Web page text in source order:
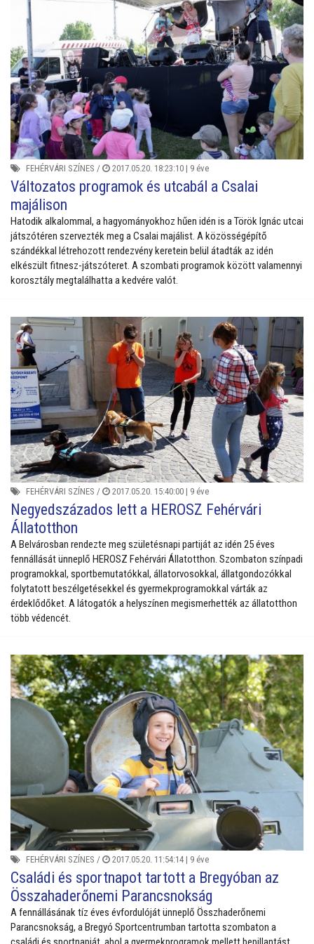
FEHÉRVÁRI SZÍNES / 2017.05.20. 18:23:10 | 9 éve
Változatos programok és utcabál a Csalai
majálison
Hatodik alkalommal, a hagyományokhoz hűen idén is a Török Ignác utcai
játszótéren szervezték meg a Csalai majálist. A közösségépítő
szándékkal létrehozott rendezvény keretein belül átadták az idén
elkészült fitnesz-játszóteret. A szombati programok között valamennyi
korosztály megtalálhatta a kedvére valót.
FEHÉRVÁRI SZÍNES / 2017.05.20. 15:40:00 | 9 éve
Negyedszázados lett a HEROSZ Fehérvári
Állatotthon
A Belvárosban rendezte meg születésnapi partiját az idén 25 éves
fennállását ünneplő HEROSZ Fehérvári Állatotthon. Szombaton színpadi
programokkal, sportbemutatókkal, állatorvosokkal, állatgondozókkal
folytatott beszélgetésekkel és gyermekprogramokkal várták az
érdeklődőket. A látogatók a helyszínen megismerhették az állatotthon
több védencét.
FEHÉRVÁRI SZÍNES / 2017.05.20. 11:54:14 | 9 éve
Családi és sportnapot tartott a Bregyóban az
Összahaderőnemi Parancsnokság
A fennállásának tíz éves évfordulóját ünneplő Összhaderőnemi
Parancsnokság, a Bregyó Sportcentrumban tartotta szombaton a